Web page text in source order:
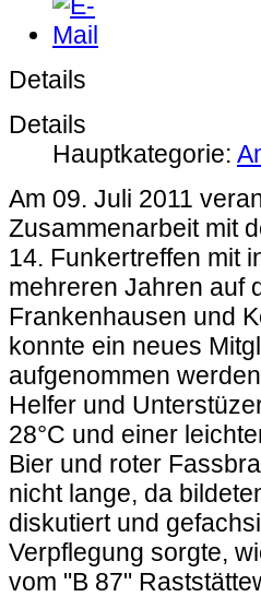
Details
Details
Hauptkategorie:
Am 09. Juli 2011
Zusammenarbeit mit
14. Funkertreffen mit
mehreren Jahren auf
Frankenhausen und
konnte ein neues
aufgenommen
Helfer und
28°C und einer
Bier und roter
nicht lange, da
diskutiert und
Verpflegung sorgte,
vom "B 87"